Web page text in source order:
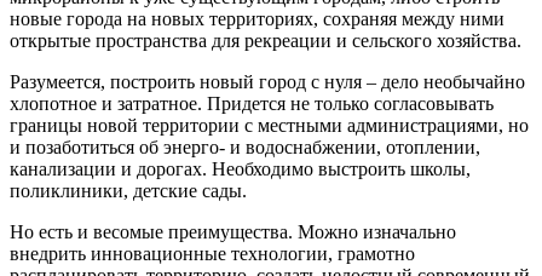
новые города на новых территориях, сохраняя между ними
открытые пространства для рекреации и сельского хозяйства.
Разумеется, построить новый город с нуля – дело необычайно
хлопотное и затратное. Придется не только согласовывать
границы новой территории с местными администрациями, но
и позаботиться об энерго- и водоснабжении, отоплении,
канализации и дорогах. Необходимо выстроить школы,
поликлиники, детские сады.
Но есть и весомые преимущества. Можно изначально
внедрить инновационные технологии, грамотно